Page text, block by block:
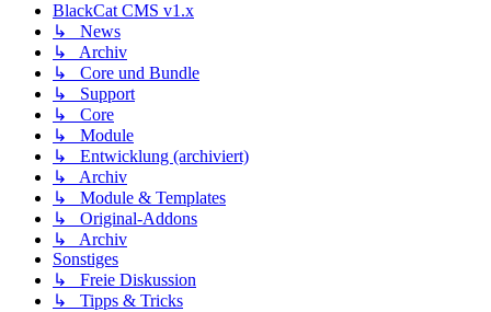
BlackCat CMS v1.x
↳ News
↳ Archiv
↳ Core und Bundle
↳ Support
↳ Core
↳ Module
↳ Entwicklung (archiviert)
↳ Archiv
↳ Module & Templates
↳ Original-Addons
↳ Archiv
Sonstiges
↳ Freie Diskussion
↳ Tipps & Tricks